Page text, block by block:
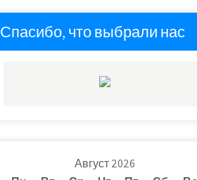
Спасибо, что выбрали нас
Август 2026